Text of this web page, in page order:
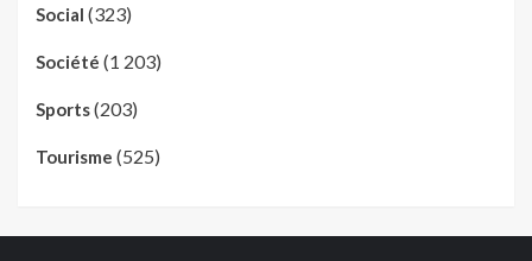
Social (323)
Société (1 203)
Sports(203)
Tourisme (525)